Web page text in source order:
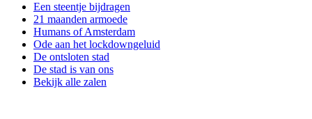
Een steentje bijdragen
21 maanden armoede
Humans of Amsterdam
Ode aan het lockdowngeluid
De ontsloten stad
De stad is van ons
Bekijk alle zalen